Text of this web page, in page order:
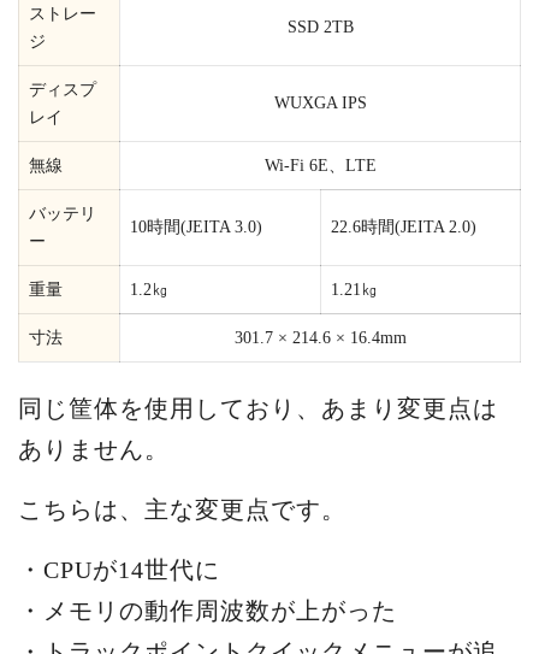
ストレー
ジ
SSD 2TB
ディスプ
レイ
WUXGA IPS
無線 Wi-Fi 6E、LTE
バッテリ
ー
10時間(JEITA 3.0) 22.6時間(JEITA 2.0)
重量 1.2㎏ 1.21㎏
寸法 301.7 × 214.6 × 16.4mm
同じ筐体を使用しており、あまり変更点は
ありません。
こちらは、主な変更点です。
・CPUが14世代に
・メモリの動作周波数が上がった